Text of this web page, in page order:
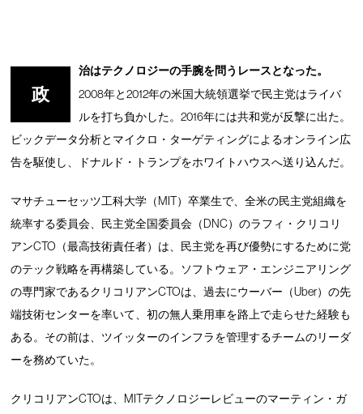
政
治はテクノロジーの手腕を問うレースとなった。
2008年と2012年の米国大統領選挙で民主党はライバ
ルを打ち負かした。2016年には共和党が反撃に出た。
ビックデータ分析とマイクロ・ターゲティングによるオンライン広
告を駆使し、ドナルド・トランプをホワイトハウスへ送り込んだ。
マサチューセッツ工科大学（MIT）卒業生で、全米の民主党組織を
統率する委員会、民主党全国委員会（DNC）のラフィ・クリコリ
アンCTO（最高技術責任者）は、民主党を再び優勢にするために党
のテック戦略を再構築している。ソフトウェア・エンジニアリング
の専門家であるクリコリアンCTOは、過去にウーバー（Uber）の先
端技術センターを率いて、初の無人乗用車を路上で走らせた経験も
ある。その前は、ツイッターのインフラを管理するチームのリーダ
ーを務めていた。
クリコリアンCTOは、MITテクノロジーレビューのマーティン・ガ